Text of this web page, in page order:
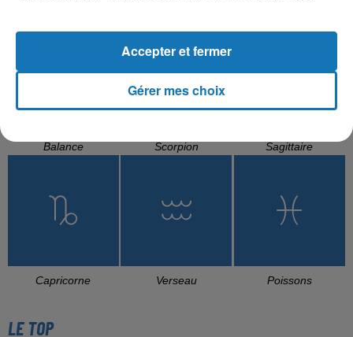
Balance Scorpion Sagittaire
Capricorne Verseau Poissons
LE TOP
Gérer mes choix
Accepter et fermer